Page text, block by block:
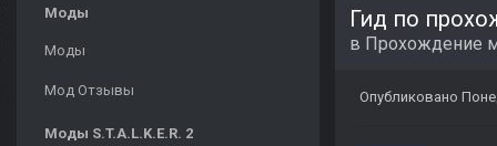
Моды
Моды
Мод Отзывы
Моды S.T.A.L.K.E.R. 2
Гид по
в Прохождение
Опубликовано